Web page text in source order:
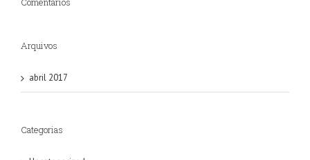
Arquivos
abril 2017
Categorias